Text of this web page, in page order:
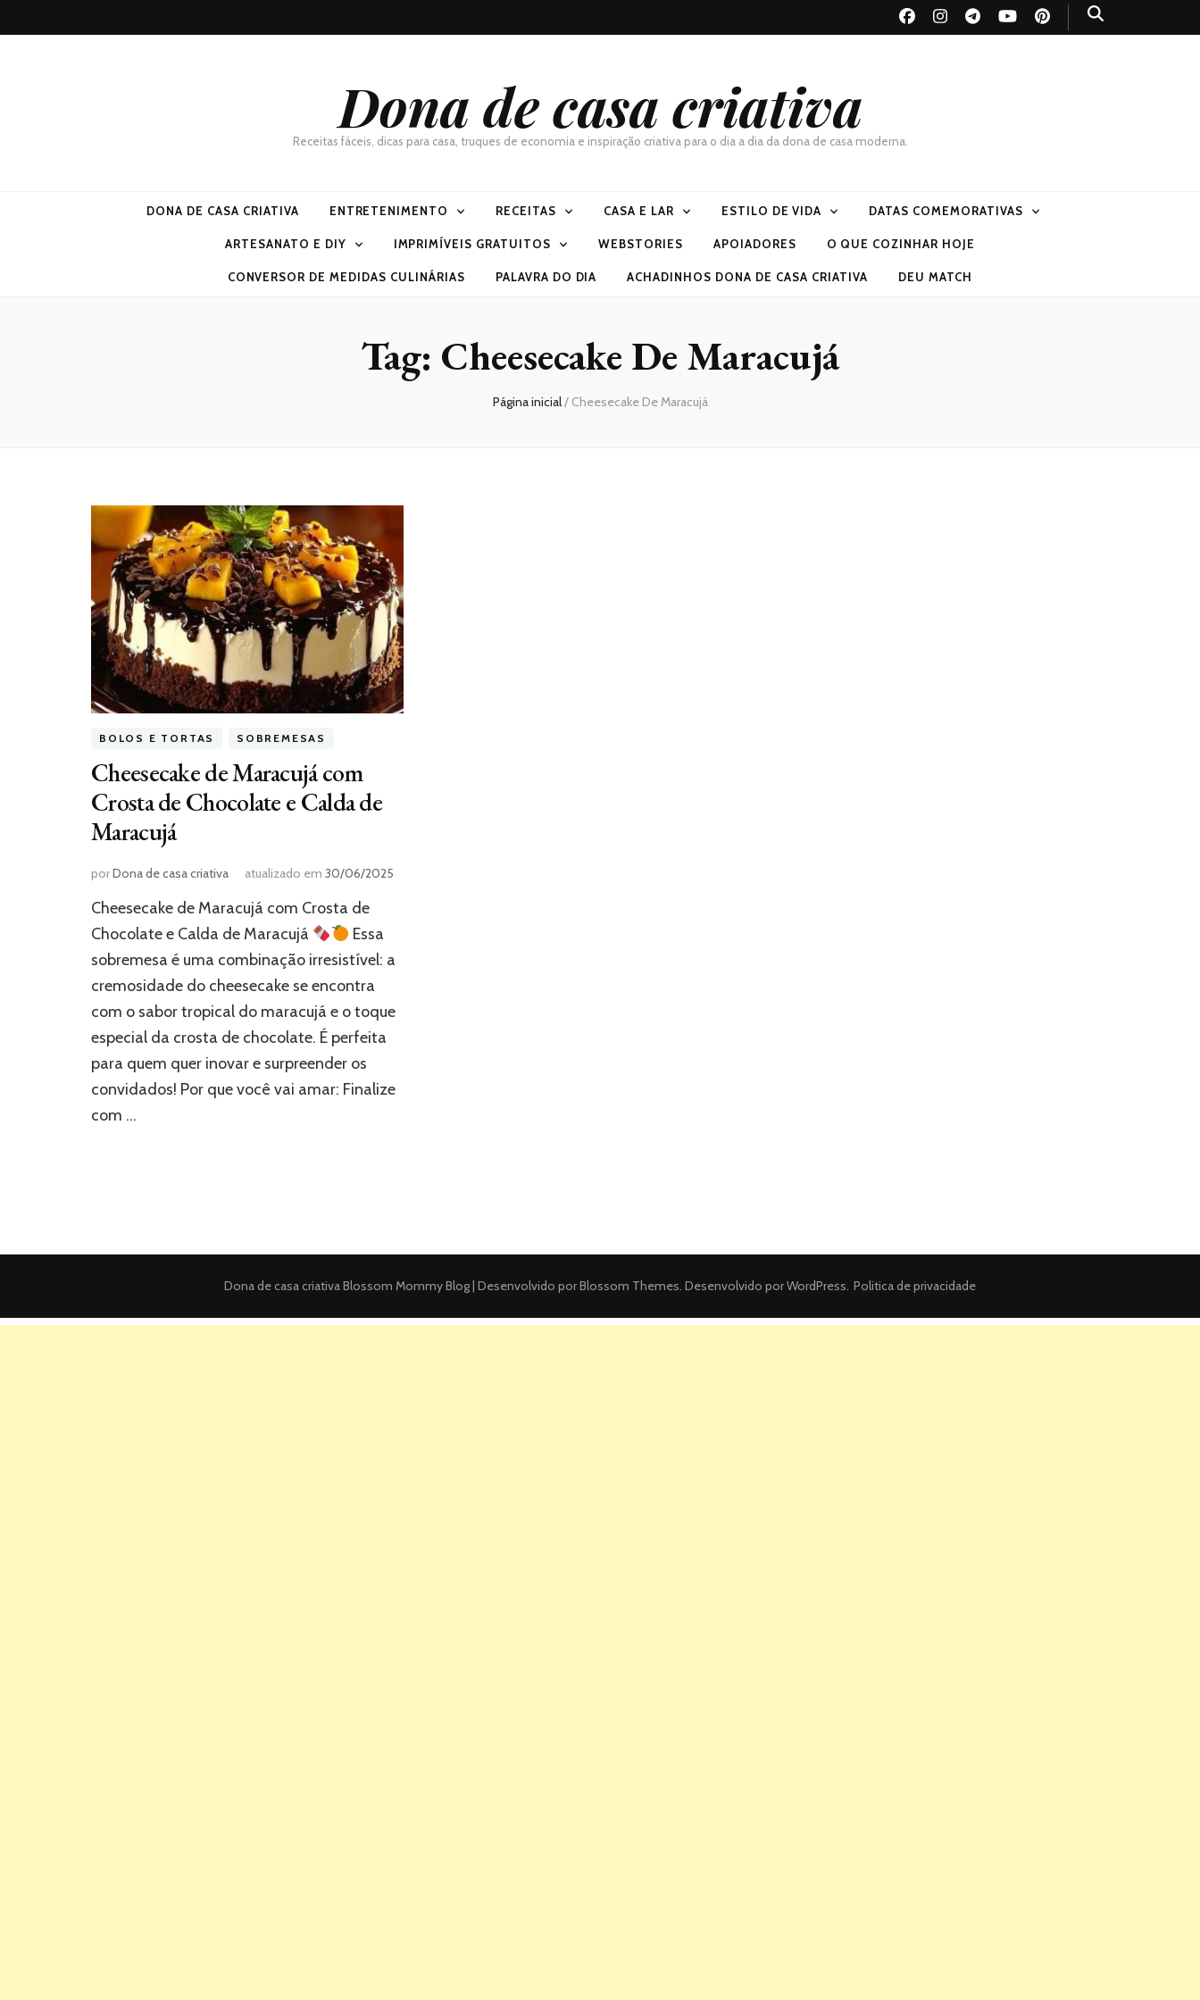
Dona de casa criativa
Receitas fáceis, dicas para casa, truques de economia e inspiração criativa para o dia a dia da dona de casa moderna.
DONA DE CASA CRIATIVA ENTRETENIMENTO RECEITAS CASA E LAR ESTILO DE VIDA DATAS COMEMORATIVAS
ARTESANATO E DIY IMPRIMÍVEIS GRATUITOS WEBSTORIES APOIADORES O QUE COZINHAR HOJE
CONVERSOR DE MEDIDAS CULINÁRIAS PALAVRA DO DIA ACHADINHOS DONA DE CASA CRIATIVA DEU MATCH
Tag: Cheesecake De Maracujá
Página inicial/ Cheesecake De Maracujá
BOLOS E TORTAS SOBREMESAS
Cheesecake de Maracujá com
Crosta de Chocolate e Calda de
Maracujá
porDona de casa criativa atualizado em 30/06/2025
Cheesecake de Maracujá com Crosta de
Chocolate e Calda de Maracujá
Essa
sobremesa é uma combinação irresistível: a
cremosidade do cheesecake se encontra
com o sabor tropical do maracujá e o toque
especial da crosta de chocolate. É perfeita
para quem quer inovar e surpreender os
convidados! Por que você vai amar: Finalize
com …
Dona de casa criativaBlossom Mommy Blog | Desenvolvido porBlossom Themes. Desenvolvido porWordPress. Politica de privacidade